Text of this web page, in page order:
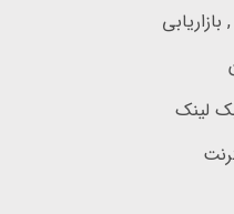
لینک